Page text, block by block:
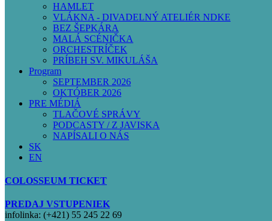
HAMLET
VLÁKNA - DIVADELNÝ ATELIÉR NDKE
BEZ ŠEPKÁRA
MALÁ SCÉNIČKA
ORCHESTRÍČEK
PRÍBEH SV. MIKULÁŠA
Program
SEPTEMBER 2026
OKTÓBER 2026
PRE MÉDIÁ
TLAČOVÉ SPRÁVY
PODCASTY / Z JAVISKA
NAPÍSALI O NÁS
SK
EN
COLOSSEUM TICKET
PREDAJ VSTUPENIEK
infolinka: (+421) 55 245 22 69